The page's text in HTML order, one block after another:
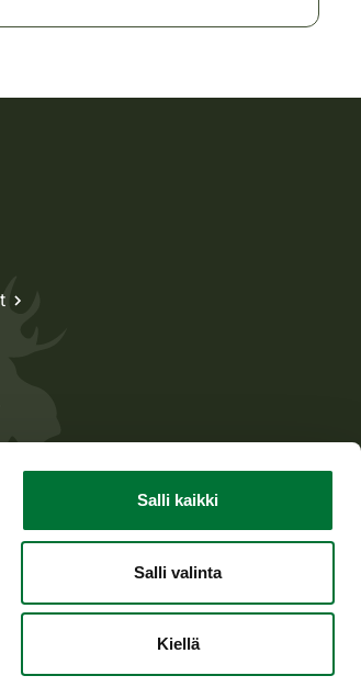
Salli kaikki
Salli valinta
Kiellä